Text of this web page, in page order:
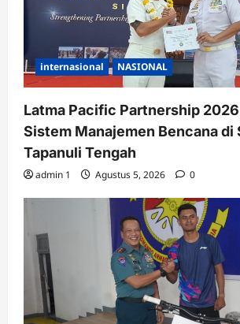
internasional NASIONAL
Latma Pacific Partnership
Sistem Manajemen Bencana di
Tapanuli Tengah
admin 1 Agustus 5, 2026 0